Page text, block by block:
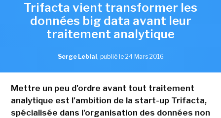
Trifacta vient transformer les
données big data avant leur
traitement analytique
Serge Leblal , publié le 24 Mars 2016
Mettre un peu d'ordre avant tout traitement
analytique est l'ambition de la start-up Trifacta,
spécialisée dans l'organisation des données non